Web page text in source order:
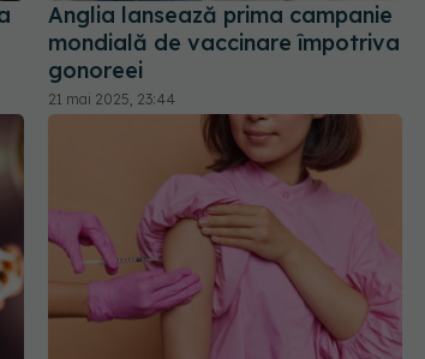
Anglia lansează prima campanie
mondială de vaccinare împotriva
gonoreei
21 mai 2025, 23:44